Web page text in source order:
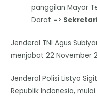
panggilan Mayor
Darat =>
Jenderal TNI Agus
menjabat 22 November
Jenderal Polisi Listyo
Republik Indonesia,